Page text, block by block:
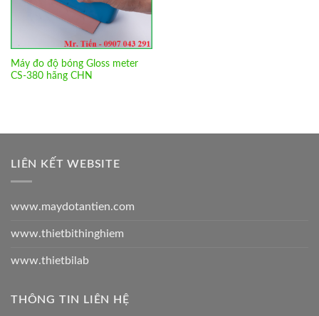
Máy đo độ bóng Gloss meter
CS-380 hãng CHN
LIÊN KẾT WEBSITE
www.maydotantien.com
www.thietbithinghiem
www.thietbilab
THÔNG TIN LIÊN HỆ